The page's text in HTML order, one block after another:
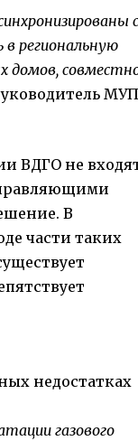
с
региональную
домов,
МУП
ВДГО не
В
части таких
недостатках
газового